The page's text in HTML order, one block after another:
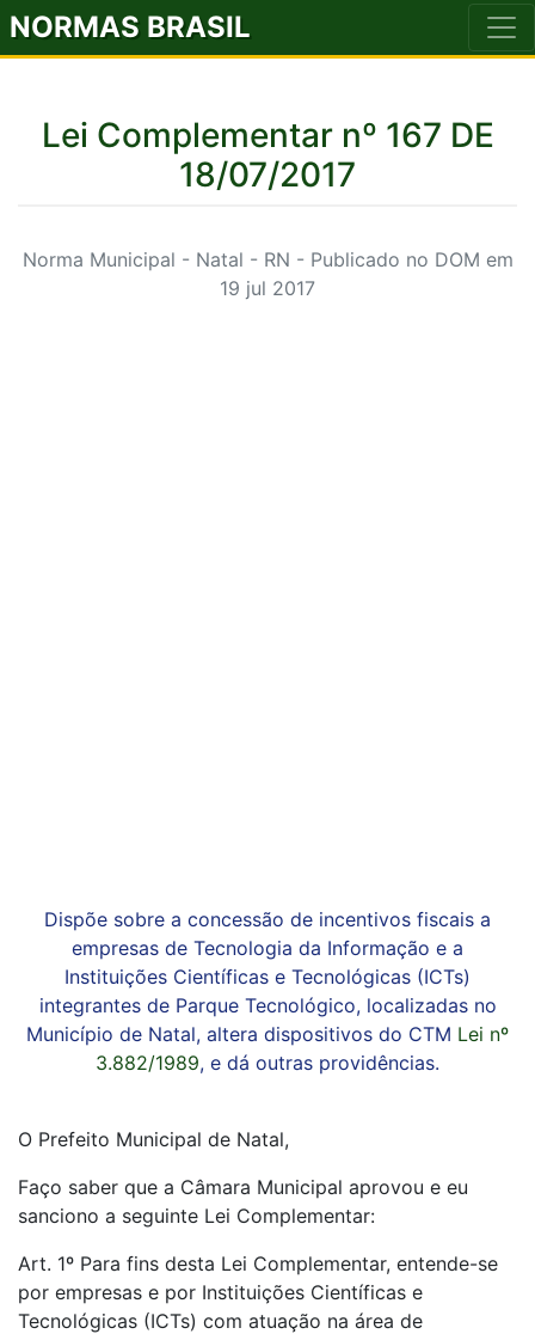
NORMAS BRASIL
Lei Complementar nº 167 DE
18/07/2017
Norma Municipal - Natal - RN - Publicado no DOM em
19 jul 2017
Dispõe sobre a concessão de incentivos fiscais a
empresas de Tecnologia da Informação e a
Instituições Científicas e Tecnológicas (ICTs)
integrantes de Parque Tecnológico, localizadas no
Município de Natal, altera dispositivos do CTM Lei nº
3.882/1989, e dá outras providências.
O Prefeito Municipal de Natal,
Faço saber que a Câmara Municipal aprovou e eu
sanciono a seguinte Lei Complementar:
Art. 1º Para fins desta Lei Complementar, entende-se
por empresas e por Instituições Científicas e
Tecnológicas (ICTs) com atuação na área de